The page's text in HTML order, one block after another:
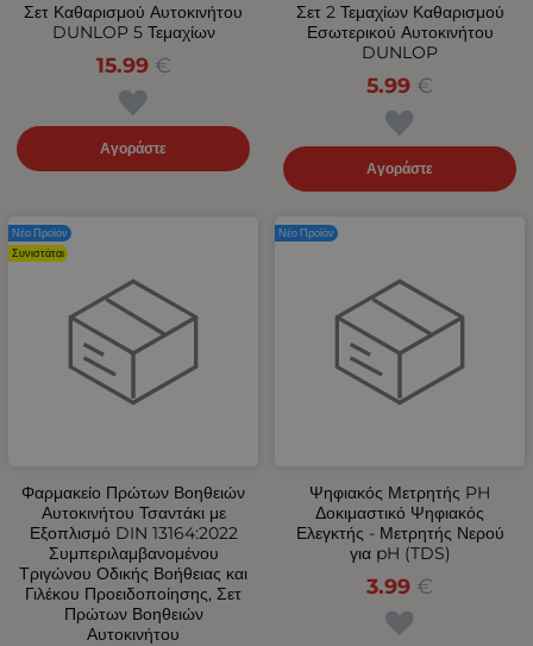
Σετ Καθαρισμού Αυτοκινήτου
DUNLOP 5 Τεμαχίων
15.99 €
Αγοράστε
Σετ 2 Τεμαχίων Καθαρισμού
Εσωτερικού Αυτοκινήτου
DUNLOP
5.99 €
Αγοράστε
Φαρμακείο Πρώτων Βοηθειών
Αυτοκινήτου Τσαντάκι με
Εξοπλισμό DIN 13164:2022
Συμπεριλαμβανομένου
Τριγώνου Οδικής Βοήθειας και
Γιλέκου Προειδοποίησης, Σετ
Πρώτων Βοηθειών
Αυτοκινήτου
Νέο Προϊόν
Συνιστάται
Ψηφιακός Μετρητής PH
Δοκιμαστικό Ψηφιακός
Ελεγκτής - Μετρητής Νερού
για pH (TDS)
3.99 €
Νέο Προϊόν